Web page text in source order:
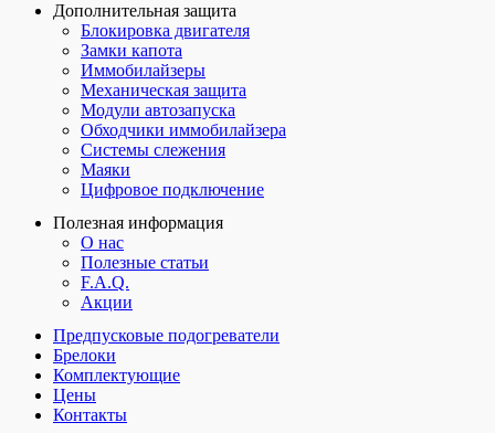
Дополнительная защита
Блокировка двигателя
Замки капота
Иммобилайзеры
Механическая защита
Модули автозапуска
Обходчики иммобилайзера
Системы слежения
Маяки
Цифровое подключение
Полезная информация
О нас
Полезные статьи
F.A.Q.
Акции
Предпусковые подогреватели
Брелоки
Комплектующие
Цены
Контакты